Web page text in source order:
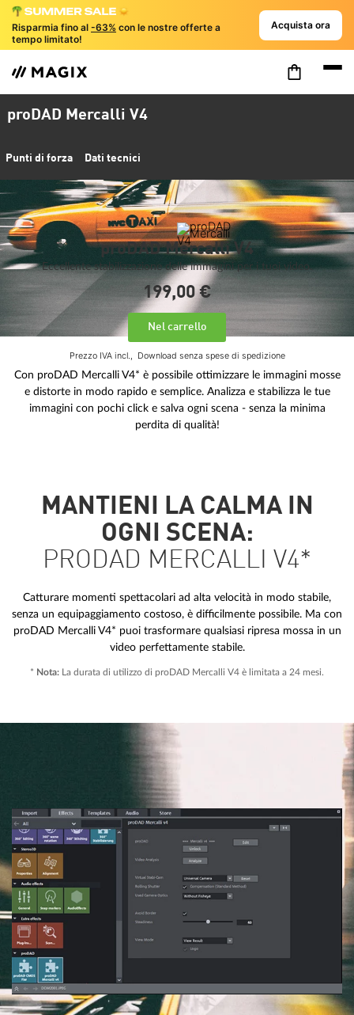
Risparmia fino al -63% con le nostre offerte a
tempo limitato!
Acquista ora
proDAD Mercalli V4
Punti di forza Dati tecnici
proDAD Mercalli V4
Eccellente stabilizzazione delle immagini per i tuoi video.
199,00€
Nel carrello
Prezzo IVA incl., Download senza spese di spedizione
Con proDAD Mercalli V4* è possibile ottimizzare le immagini mosse
e distorte in modo rapido e semplice. Analizza e stabilizza le tue
immagini con pochi click e salva ogni scena - senza la minima
perdita di qualità!
MANTIENI LA CALMA IN
OGNI SCENA:
PRODAD MERCALLI V4*
Catturare momenti spettacolari ad alta velocità in modo stabile,
senza un equipaggiamento costoso, è difficilmente possibile. Ma con
proDAD Mercalli V4* puoi trasformare qualsiasi ripresa mossa in un
video perfettamente stabile.
* Nota: La durata di utilizzo di proDAD Mercalli V4 è limitata a 24 mesi.